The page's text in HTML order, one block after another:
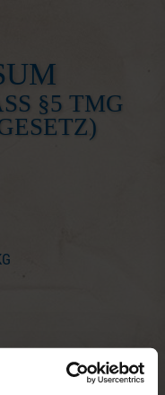
§5 TMG (